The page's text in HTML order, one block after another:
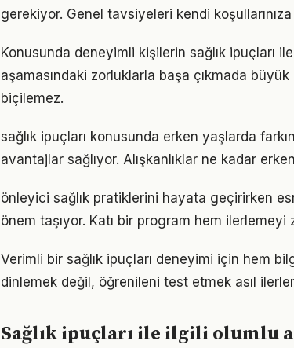
gerekiyor. Genel tavsiyeleri kendi
Konusunda deneyimli kişilerin sağlık ipuçları
aşamasındaki zorluklarla başa çıkmada büyük
biçilemez.
sağlık ipuçları konusunda erken yaşlarda
avantajlar sağlıyor. Alışkanlıklar ne kadar
önleyici sağlık pratiklerini hayata geçirirken
önem taşıyor. Katı bir program hem
Verimli bir sağlık ipuçları deneyimi için hem
dinlemek değil, öğrenileni test etmek asıl
Sağlık ipuçları ile ilgili olumlu